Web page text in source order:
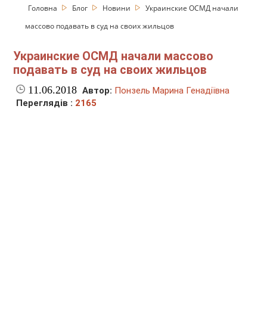
Головна Блог Новини
Украинские ОСМД начали
массово подавать в суд на своих жильцов
Украинские ОСМД начали массово
подавать в суд на своих жильцов
11.06.2018 Автор: Понзель Марина Генадіївна
Переглядів : 2165